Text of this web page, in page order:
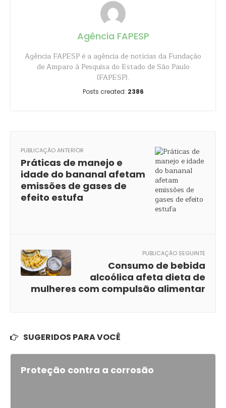
Agência FAPESP
Agência FAPESP é a agência de notícias da Fundação
de Amparo à Pesquisa do Estado de São Paulo
(FAPESP).
Posts created: 2386
PUBLICAÇÃO ANTERIOR
Práticas de manejo e
idade do bananal afetam
emissões de gases de
efeito estufa
PUBLICAÇÃO SEGUINTE
Consumo de bebida
alcoólica afeta dieta de
mulheres com compulsão alimentar
SUGERIDOS PARA VOCÊ
Proteção contra a corrosão